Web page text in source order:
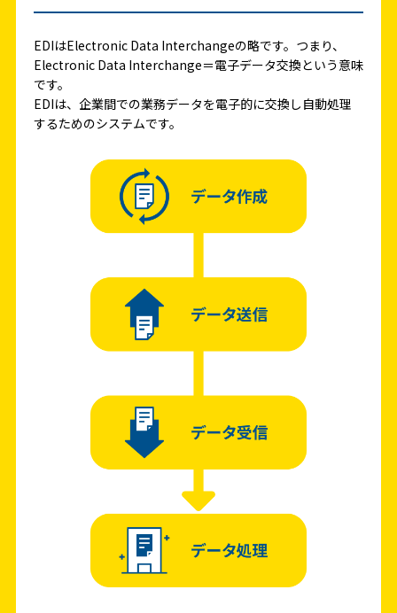
EDIはElectronic Data Interchangeの略です。つまり、
Electronic Data Interchange＝電子データ交換という意味
です。
EDIは、企業間での業務データを電子的に交換し自動処理
するためのシステムです。